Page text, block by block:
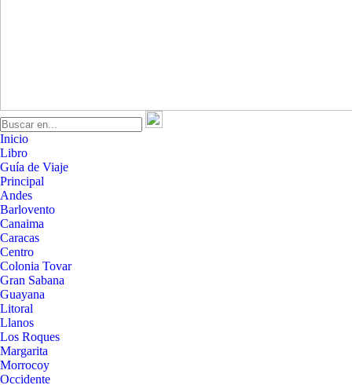
Inicio
Libro
Guía de Viaje
Principal
Andes
Barlovento
Canaima
Caracas
Centro
Colonia Tovar
Gran Sabana
Guayana
Litoral
Llanos
Los Roques
Margarita
Morrocoy
Occidente